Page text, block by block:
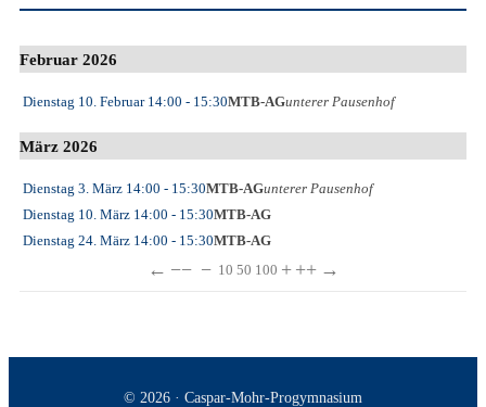
Februar 2026
Dienstag 10. Februar14:00 - 15:30MTB-AGunterer Pausenhof
März 2026
Dienstag 3. März 14:00 - 15:30MTB-AGunterer Pausenhof
Dienstag 10. März 14:00 - 15:30MTB-AG
Dienstag 24. März 14:00 - 15:30MTB-AG
← −− − 10 50 100 + ++ →
© 2026 · Caspar-Mohr-Progymnasium